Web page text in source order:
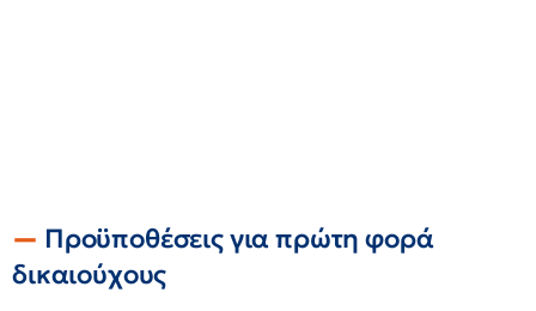
Προϋποθέσεις για πρώτη φορά
δικαιούχους